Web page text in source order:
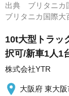
出典 ブリタニカ
ブリタニカ国際
10t大型トラッ
択可/新車1人1
株式会社YTR
大阪府 東大阪